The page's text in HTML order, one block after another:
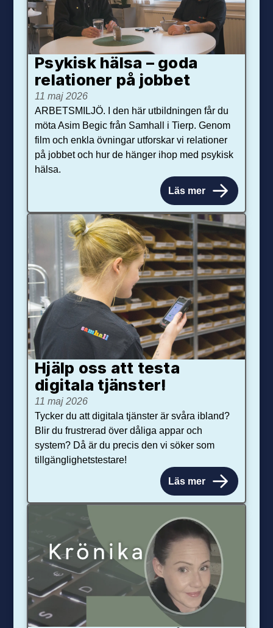
Psykisk hälsa – goda
relationer på jobbet
11 maj 2026
ARBETSMILJÖ. I den här utbildningen får du
möta Asim Begic från Samhall i Tierp. Genom
film och enkla övningar utforskar vi relationer
på jobbet och hur de hänger ihop med psykisk
hälsa.
Läs mer
Hjälp oss att testa
digitala tjänster!
11 maj 2026
Tycker du att digitala tjänster är svåra ibland?
Blir du frustrerad över dåliga appar och
system? Då är du precis den vi söker som
tillgänglighetstestare!
Läs mer